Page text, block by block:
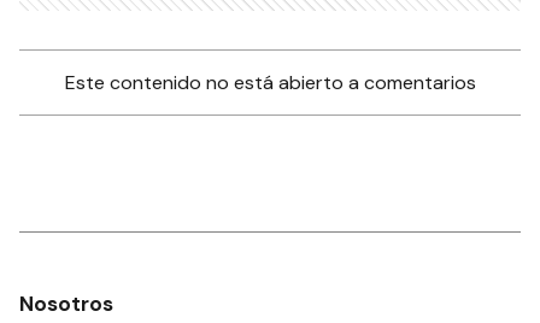
Este contenido no está abierto a comentarios
Nosotros